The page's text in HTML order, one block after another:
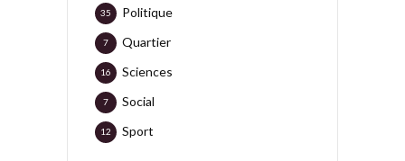
Politique
35
Quartier
7
Sciences
16
Social
7
Sport
12